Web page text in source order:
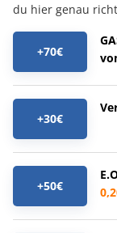
du hier genau
+70€
+30€
+50€